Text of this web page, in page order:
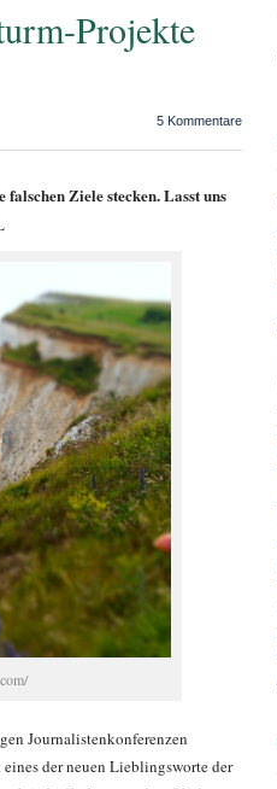
Projekte
5 Kommentare
Ziele stecken. Lasst uns
Journalistenkonferenzen
der neuen Lieblingsworte der